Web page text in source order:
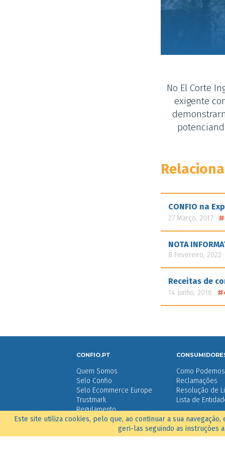
No El Corte
exigente
CONFIO na
27 Março, 2017
NOTA
8 Fevereiro, 2022
Receitas de
14 Junho, 2016
CONFIO.PT
Quem Somos
Selo Confio
Selo Ecommerce Europe
Trustmark
Regulamento
Código de Conduta
Manual de Normas
Contactos
Como
Reclamações
Resolução de
Lista de
Este site utiliza cookies, pelo que, ao continuar a sua
geri-las seguindo as instruções